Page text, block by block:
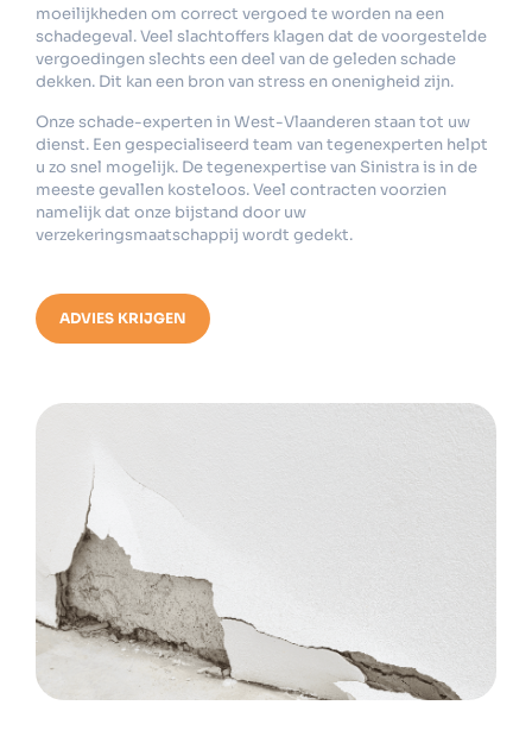
moeilijkheden om correct vergoed te worden na een
schadegeval. Veel slachtoffers klagen dat de voorgestelde
vergoedingen slechts een deel van de geleden schade
dekken. Dit kan een bron van stress en onenigheid zijn.
Onze schade-experten in West-Vlaanderen staan tot uw
dienst. Een gespecialiseerd team van tegenexperten helpt
u zo snel mogelijk. De tegenexpertise van Sinistra is in de
meeste gevallen kosteloos. Veel contracten voorzien
namelijk dat onze bijstand door uw
verzekeringsmaatschappij wordt gedekt.
ADVIES KRIJGEN